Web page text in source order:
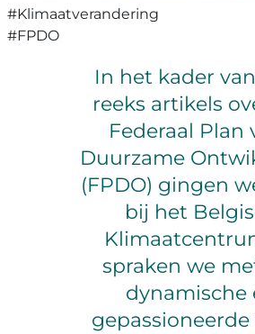
#Klimaatverandering
#FPDO
In het kader
reeks artikels
Federaal Plan
Duurzame
(FPDO) gingen
bij het
spraken we
dynamische
gepassioneerde